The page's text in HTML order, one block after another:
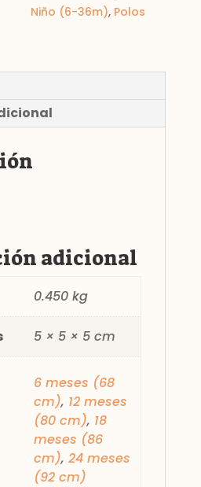
Niño (6-36m), Polos
adicional
0.450 kg
5 × 5 × 5 cm
6 meses (68
cm), 12 meses
(80 cm), 18
meses (86
cm),24 meses
(92 cm)